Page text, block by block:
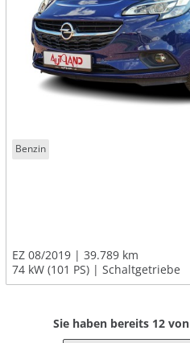
Benzin
EZ 08/2019
39.789 km
74 kW (101 PS)
Schaltgetriebe
Sie haben bereits 12von